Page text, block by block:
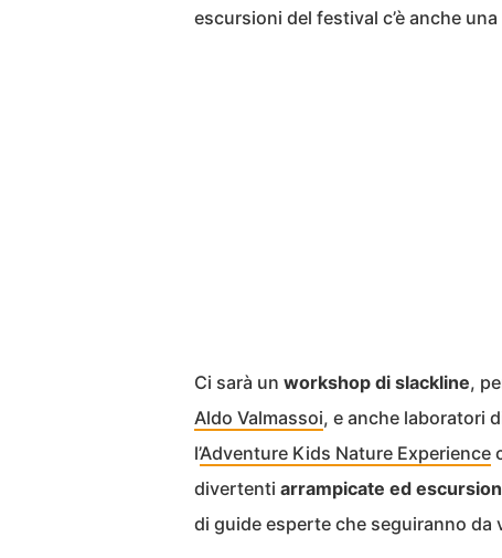
escursioni del festival c’è anche
Ci sarà un workshop di slackline,
Aldo Valmassoi, e anche laboratori
l’Adventure Kids Nature Experience
divertenti arrampicate ed
di guide esperte che seguiranno